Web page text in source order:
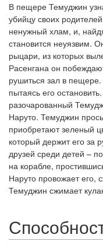
В пещере Темуджин
убийцу своих
ненужный хлам, и,
становится неуязвим.
рыцари, из которых
Расенгана он
рушиться зал в
пытаясь его
разочарованный
Наруто. Темуджин
приобретают зеленый
который держит его за
друзей среди детей –
на корабле,
Наруто провожает его,
Темуджин сжимает